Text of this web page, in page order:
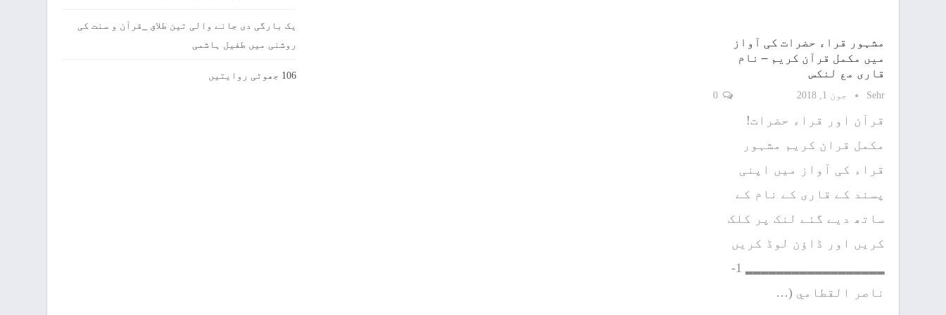
مشہور قراء حضرات کی آواز
میں مکمل قرآن کریم – نام
قاری مع لنکس
Sehr جون 1, 2018
قرآن اور قراء حضرات!
مکمل قران کریم مشہور
قراء کی آواز میں اپنی
پسند کے قاری کے نام کے
ساتھ دیے گئے لنک پر کلک
کریں اور ڈاؤن لوڈ کریں
▂▂▂▂▂▂▂▂▂▂▂▂▂▂▂▂▂▂ 1-
ناصر القطامي (…
یک بارگی دی جانے والی تین طلاق _قرآن و سنت کی
روشنی میں طفیل ہاشمی
106 جھوٹی روایتیں